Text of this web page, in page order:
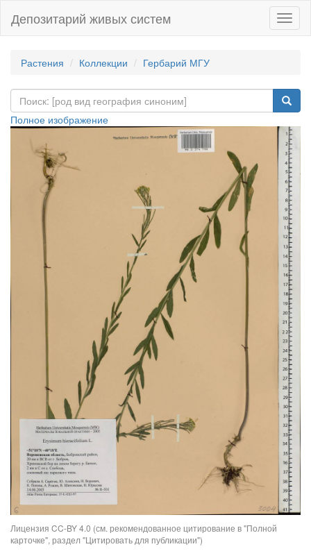
Депозитарий живых систем
Растения Коллекции Гербарий МГУ
Полное изображение
Лицензия CC-BY 4.0 (см. рекомендованное цитирование в "Полной
карточке", раздел "Цитировать для публикации")